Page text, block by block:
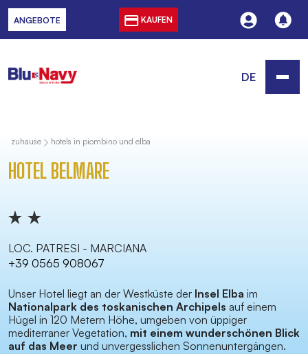
ANGEBOTE KAUFEN
DE
zuhause hotels in piombino und elba
HOTEL BELMARE
LOC. PATRESI - MARCIANA
+39 0565 908067
Unser Hotel liegt an der Westküste der Insel Elba im
Nationalpark des toskanischen Archipels auf einem
Hügel in 120 Metern Höhe, umgeben von üppiger
mediterraner Vegetation, mit einem wunderschönen Blick
auf das Meer und unvergesslichen Sonnenuntergängen.